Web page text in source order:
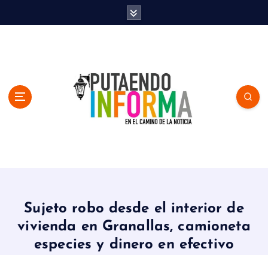
Sujeto robo desde el interior de
vivienda en Granallas, camioneta
especies y dinero en efectivo